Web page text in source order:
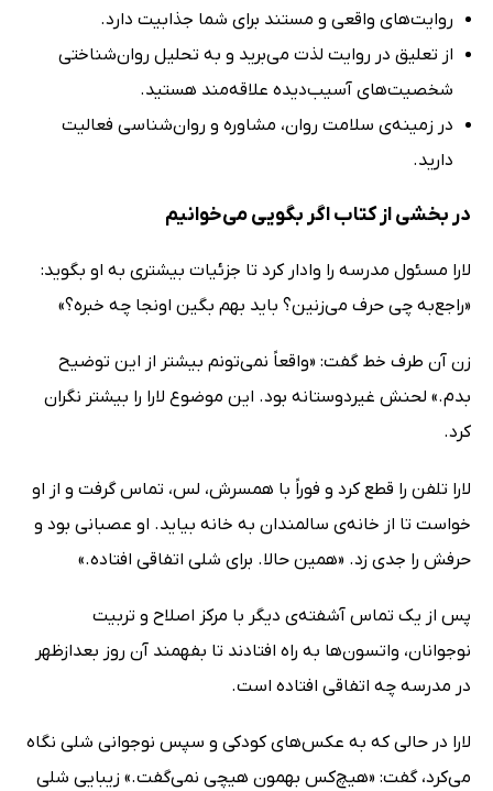
روایت‌های واقعی و مستند برای شما جذابیت دارد.
از تعلیق در روایت لذت می‌برید و به تحلیل روان‌شناختی
شخصیت‌های آسیب‌دیده علاقه‌مند هستید.
در زمینه‌ی سلامت روان، مشاوره و روان‌شناسی فعالیت
دارید.
در بخشی از کتاب اگر بگویی می‌خوانیم
لارا مسئول مدرسه را وادار کرد تا جزئیات بیشتری به او بگوید:
«راجع‌به چی حرف می‌زنین؟ باید بهم بگین اونجا چه خبره؟»
زن آن طرف خط گفت: «واقعاً نمی‌تونم بیشتر از این توضیح
بدم.» لحنش غیردوستانه بود. این موضوع لارا را بیشتر نگران
کرد.
لارا تلفن را قطع کرد و فوراً با همسرش، لس، تماس گرفت و از او
خواست تا از خانه‌ی سالمندان به خانه بیاید. او عصبانی بود و
حرفش را جدی زد. «همین حالا. برای شلی اتفاقی افتاده.»
پس از یک تماس آشفته‌ی دیگر با مرکز اصلاح و تربیت
نوجوانان، واتسون‌ها به راه افتادند تا بفهمند آن روز بعدازظهر
در مدرسه چه اتفاقی افتاده است.
لارا در حالی‌ که به عکس‌های کودکی و سپس نوجوانی شلی نگاه
می‌کرد، گفت: «هیچ‌کس بهمون هیچی نمی‌گفت.» زیبایی شلی